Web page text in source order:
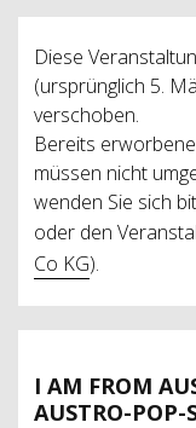
Diese
(ursprünglich 5.
verschoben.
Bereits
müssen nicht
wenden Sie sich
oder den
Co KG).
I AM FROM
USTRO-POP-